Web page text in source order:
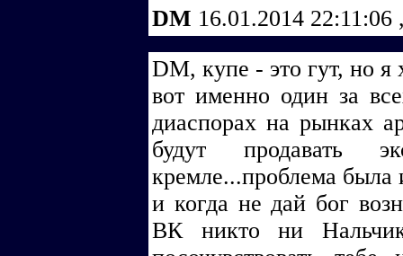
DM 16.01.2014 22:11:06
DM, купе - это гут, но я
вот именно один за
диаспорах на рынках
будут продавать
кремле...проблема была
и когда не дай бог
ВК никто ни